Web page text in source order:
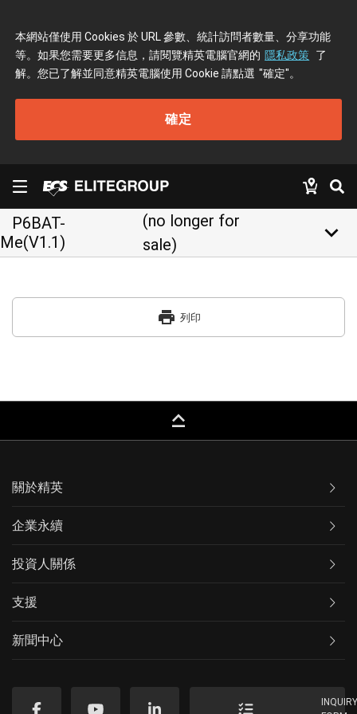
本網站僅使用 Cookies 於 URL 參數、統計訪問者數量、分享功能
等。如果您需要更多信息，請閱覽精英電腦官網的 隱私政策 了
解。您已了解並同意精英電腦使用 Cookie 請點選 "確定"。
確定
P6BAT-
Me(V1.1)
(no longer for
sale)
keyboard_arrow_down
print 列印
keyboard_capslock
關於精英
企業永續
投資人關係
支援
新聞中心